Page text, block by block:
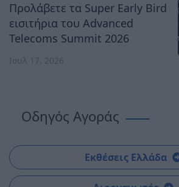
Εκθέσεις
14 Ιουλίου 2026
AUTO ATHINA
Metropolitan Expo
Read More
Προλάβετε τα Super Early Bird
εισιτήρια του Advanced
Telecoms Summit 2026
Ιουλ 17, 2026
Οδηγός Αγοράς
Εκθέσεις Ελλάδα